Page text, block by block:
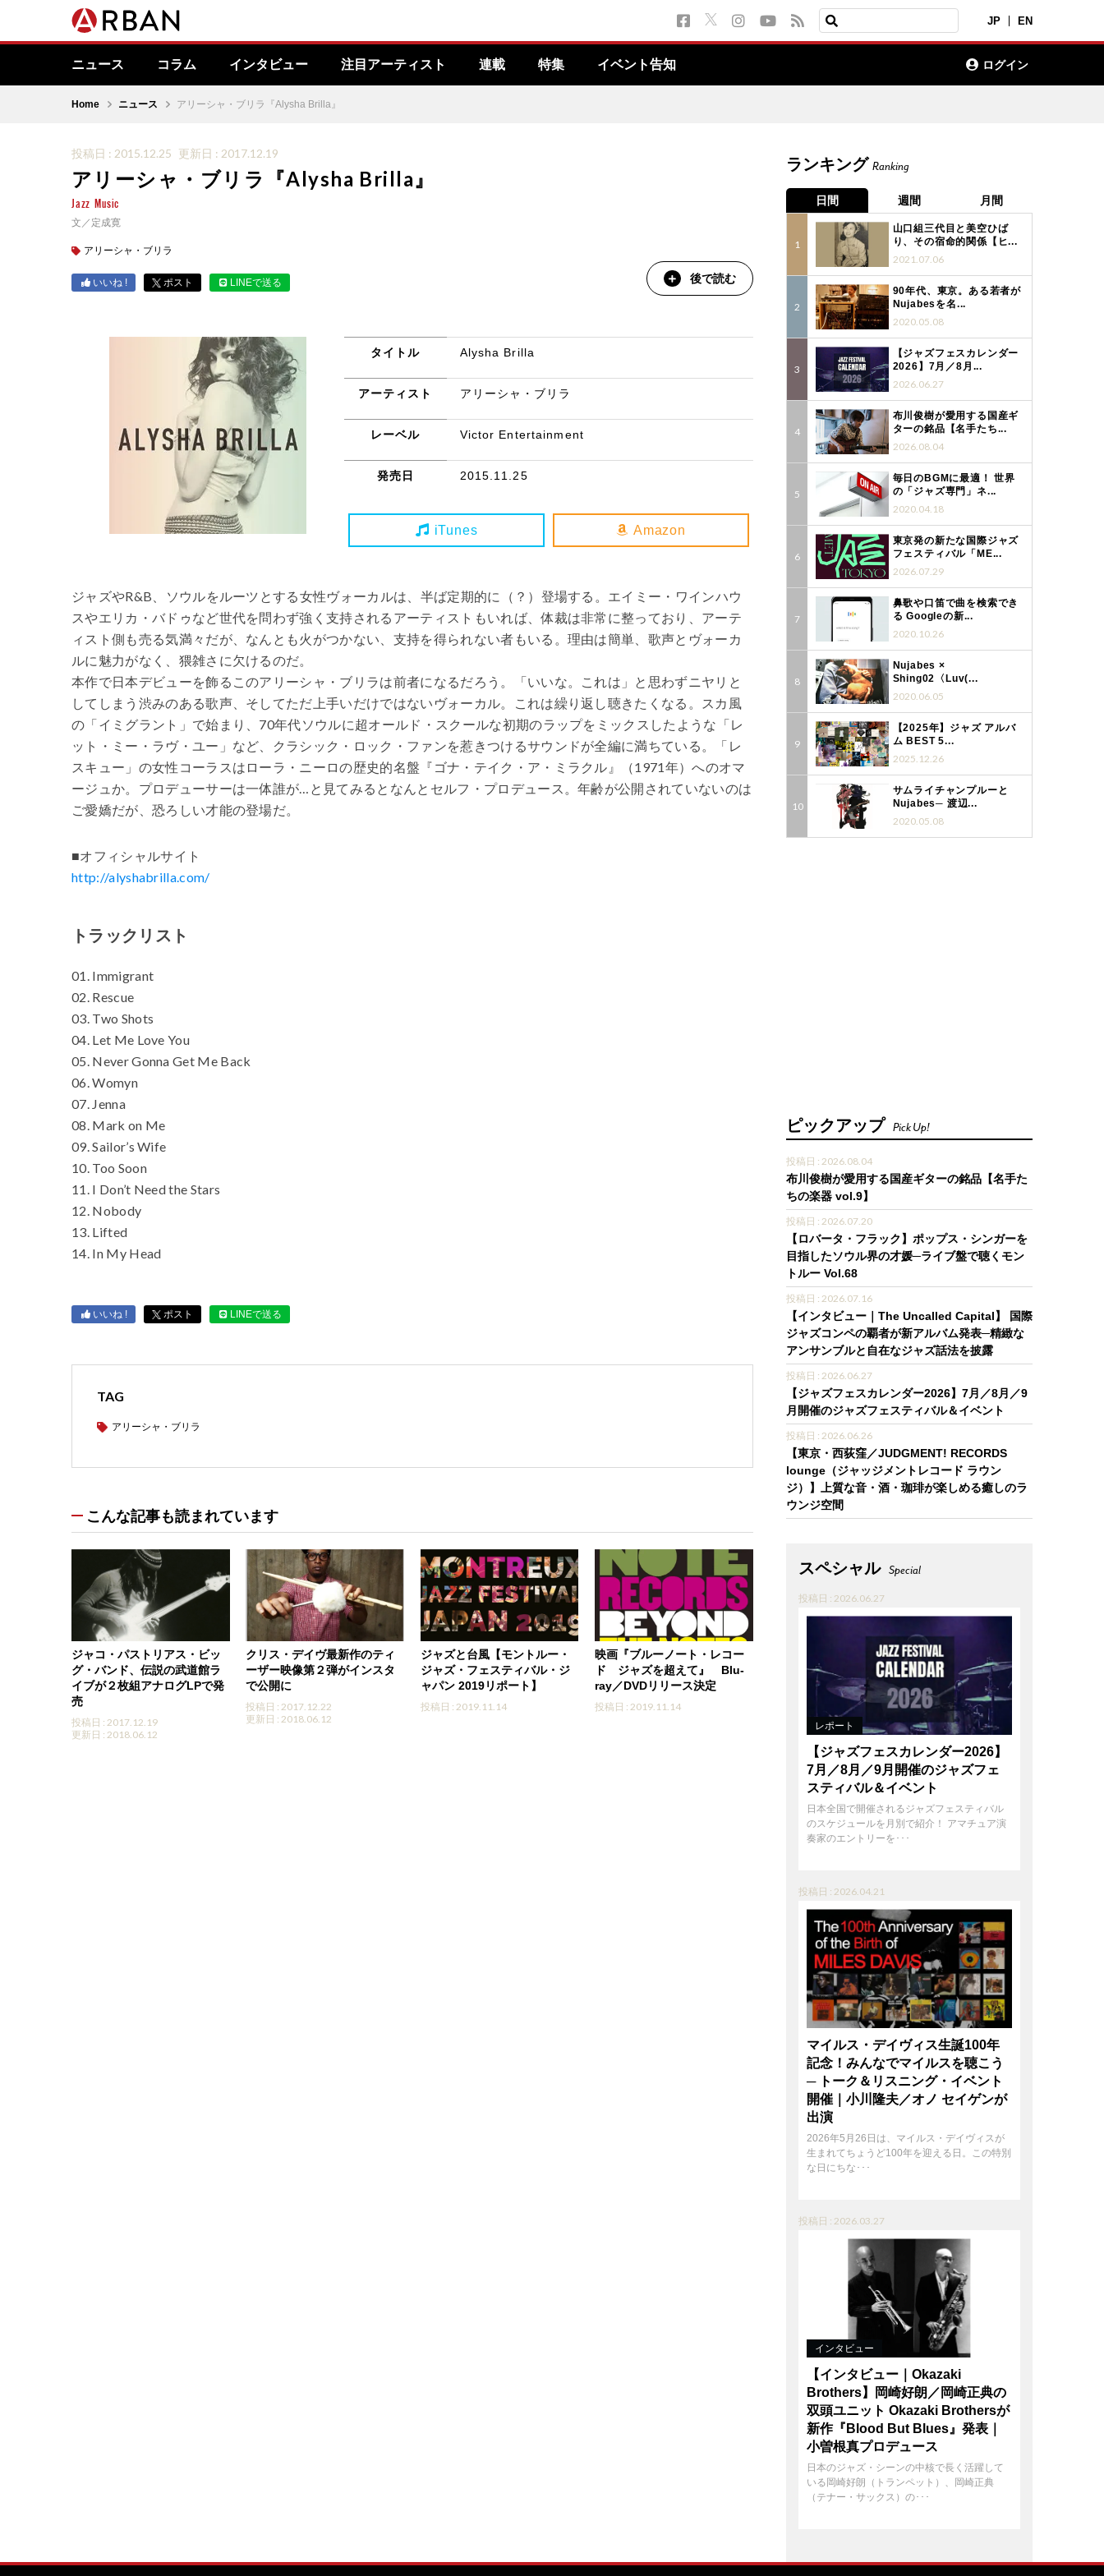
JP EN
ニュース コラム インタビュー 注目アーティスト 連載 特集 イベント告知 ログイン
Home ニュース アリーシャ・ブリラ『Alysha Brilla』
投稿日 : 2015.12.25 更新日 : 2017.12.19
アリーシャ・ブリラ『Alysha Brilla』
Jazz Music
文／定成寛
アリーシャ・ブリラ
いいね ! ポスト LINEで送る 後で読む
タイトル Alysha Brilla
アーティスト アリーシャ・ブリラ
レーベル Victor Entertainment
発売日 2015.11.25
iTunes Amazon
ジャズやR&B、ソウルをルーツとする女性ヴォーカルは、半ば定期的に（？）登場する。エイミー・ワインハウ
スやエリカ・バドゥなど世代を問わず強く支持されるアーティストもいれば、体裁は非常に整っており、アーテ
ィスト側も売る気満々だが、なんとも火がつかない、支持を得られない者もいる。理由は簡単、歌声とヴォーカ
ルに魅力がなく、猥雑さに欠けるのだ。
本作で日本デビューを飾るこのアリーシャ・ブリラは前者になるだろう。「いいな。これは」と思わずニヤリと
してしまう渋みのある歌声、そしてただ上手いだけではないヴォーカル。これは繰り返し聴きたくなる。スカ風
の「イミグラント」で始まり、70年代ソウルに超オールド・スクールな初期のラップをミックスしたような「レ
ット・ミー・ラヴ・ユー」など、クラシック・ロック・ファンを惹きつけるサウンドが全編に満ちている。「レ
スキュー」の女性コーラスはローラ・ニーロの歴史的名盤『ゴナ・テイク・ア・ミラクル』（1971年）へのオマ
ージュか。プロデューサーは一体誰が…と見てみるとなんとセルフ・プロデュース。年齢が公開されていないのは
ご愛嬌だが、恐ろしい才能の登場だ。
■オフィシャルサイト
http://alyshabrilla.com/
トラックリスト
01. Immigrant
02. Rescue
03. Two Shots
04. Let Me Love You
05. Never Gonna Get Me Back
06. Womyn
07. Jenna
08. Mark on Me
09. Sailor’s Wife
10. Too Soon
11. I Don’t Need the Stars
12. Nobody
13. Lifted
14. In My Head
いいね ! ポスト LINEで送る
TAG
アリーシャ・ブリラ
こんな記事も読まれています
ジャコ・パストリアス・ビッ
グ・バンド、伝説の武道館ラ
イブが２枚組アナログLPで発
売
投稿日 : 2017.12.19
更新日 : 2018.06.12
クリス・デイヴ最新作のティ
ーザー映像第２弾がインスタ
で公開に
投稿日 : 2017.12.22
更新日 : 2018.06.12
ジャズと台風【モントルー・
ジャズ・フェスティバル・ジ
ャパン 2019リポート】
投稿日 : 2019.11.14
映画『ブルーノート・レコー
ド ジャズを超えて』 Blu-
ray／DVDリリース決定
投稿日 : 2019.11.14
ランキング Ranking
日間 週間 月間
山口組三代目と美空ひば
り、その宿命的関係【ヒ...
2021.07.06
90年代、東京。ある若者が
Nujabesを名...
2020.05.08
【ジャズフェスカレンダー
2026】7月／8月...
2026.06.27
布川俊樹が愛用する国産ギ
ターの銘品【名手たち...
2026.08.04
毎日のBGMに最適！ 世界
の「ジャズ専門」ネ...
2020.04.18
東京発の新たな国際ジャズ
フェスティバル「ME...
2026.07.29
鼻歌や口笛で曲を検索でき
る Googleの新...
2020.10.26
Nujabes ×
Shing02〈Luv(...
2020.06.05
【2025年】ジャズ アルバ
ム BEST 5...
2025.12.26
サムライチャンプルーと
Nujabes─ 渡辺...
2020.05.08
ピックアップ Pick Up!
投稿日 : 2026.08.04
布川俊樹が愛用する国産ギターの銘品【名手た
ちの楽器 vol.9】
投稿日 : 2026.07.20
【ロバータ・フラック】ポップス・シンガーを
目指したソウル界の才媛─ライブ盤で聴くモン
トルー Vol.68
投稿日 : 2026.07.16
【インタビュー｜The Uncalled Capital】 国際
ジャズコンペの覇者が新アルバム発表─精緻な
アンサンブルと自在なジャズ話法を披露
投稿日 : 2026.06.27
【ジャズフェスカレンダー2026】7月／8月／9
月開催のジャズフェスティバル＆イベント
投稿日 : 2026.06.26
【東京・西荻窪／JUDGMENT! RECORDS
lounge（ジャッジメントレコード ラウン
ジ）】上質な音・酒・珈琲が楽しめる癒しのラ
ウンジ空間
スペシャル Special
投稿日 : 2026.06.27
レポート
【ジャズフェスカレンダー2026】
7月／8月／9月開催のジャズフェ
スティバル＆イベント
日本全国で開催されるジャズフェスティバル
のスケジュールを月別で紹介！ アマチュア演
奏家のエントリーを･･･
投稿日 : 2026.04.21
マイルス・デイヴィス生誕100年
記念！みんなでマイルスを聴こう
─ トーク＆リスニング・イベント
開催｜小川隆夫／オノ セイゲンが
出演
2026年5月26日は、マイルス・デイヴィスが
生まれてちょうど100年を迎える日。この特別
な日にちな･･･
投稿日 : 2026.03.27
インタビュー
【インタビュー｜Okazaki
Brothers】岡崎好朗／岡崎正典の
双頭ユニット Okazaki Brothersが
新作『Blood But Blues』発表｜
小曽根真プロデュース
日本のジャズ・シーンの中核で長く活躍して
いる岡崎好朗（トランペット）、岡崎正典
（テナー・サックス）の･･･